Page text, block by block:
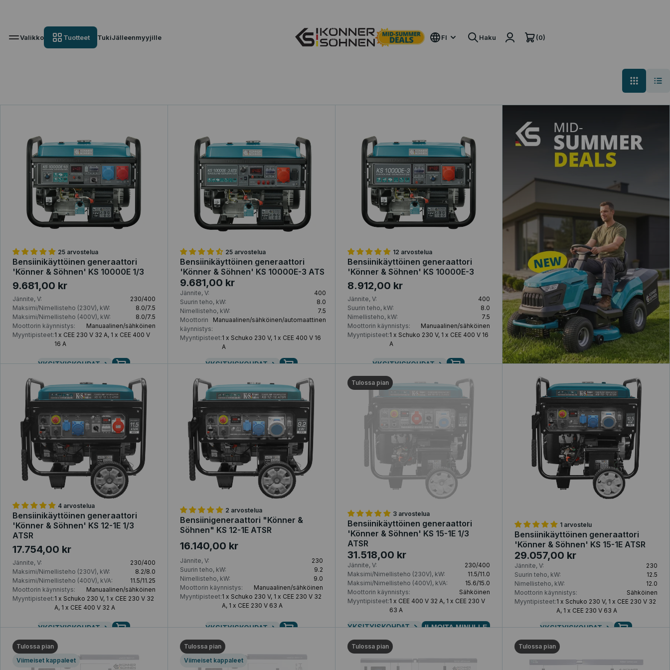
Valikko Tuotteet TukiJälleenmyyjille FI Haku (0)
25 arvostelua
Bensiinikäyttöinen generaattori
'Könner & Söhnen' KS 10000E 1/3
9.681,00 kr
Jännite, V:
230/400
Maksimi/Nimellisteho (230V), kW:
8.0/7.5
Maksimi/Nimellisteho (400V), kW:
8.0/7.5
Moottorin käynnistys:
Manuaalinen/sähköinen
Myyntipisteet:1 x CEE 230 V 32 A, 1 x CEE 400 V
16 A
YKSITYISKOHDAT
25 arvostelua
Bensiinikäyttöinen generaattori
'Könner & Söhnen' KS 10000E-3 ATS
9.681,00 kr
Jännite, V:
400
Suurin teho, kW:
8.0
Nimellisteho, kW:
7.5
Moottorin
käynnistys:
Manuaalinen/sähköinen/automaattinen
Myyntipisteet:1 x Schuko 230 V, 1 x CEE 400 V 16
A
YKSITYISKOHDAT
12 arvostelua
Bensiinikäyttöinen generaattori
'Könner & Söhnen' KS 10000E-3
8.912,00 kr
Jännite, V:
400
Suurin teho, kW:
8.0
Nimellisteho, kW:
7.5
Moottorin käynnistys:
Manuaalinen/sähköinen
Myyntipisteet:1 x Schuko 230 V, 1 x CEE 400 V 16
A
YKSITYISKOHDAT
4 arvostelua
Bensiinikäyttöinen generaattori
'Könner & Söhnen' KS 12-1E 1/3
ATSR
17.754,00 kr
Jännite, V:
230/400
Maksimi/Nimellisteho (230V), kW:
8.2/8.0
Maksimi/Nimellisteho (400V), kVA:
11.5/11.25
Moottorin käynnistys:
Manuaalinen/sähköinen
Myyntipisteet:1 x Schuko 230 V, 1 x CEE 230 V 32
A, 1 x CEE 400 V 32 A
YKSITYISKOHDAT
2 arvostelua
Bensiinigeneraattori "Könner &
Söhnen" KS 12-1E ATSR
16.140,00 kr
Jännite, V:
230
Suurin teho, kW:
9.2
Nimellisteho, kW:
9.0
Moottorin käynnistys:
Manuaalinen/sähköinen
Myyntipisteet:1 x Schuko 230 V, 1 x CEE 230 V 32
A, 1 x CEE 230 V 63 A
YKSITYISKOHDAT
Tulossa pian
3 arvostelua
Bensiinikäyttöinen generaattori
'Könner & Söhnen' KS 15-1E 1/3
ATSR
31.518,00 kr
Jännite, V:
230/400
Maksimi/Nimellisteho (230V), kW:
11.5/11.0
Maksimi/Nimellisteho (400V), kVA:
15.6/15.0
Moottorin käynnistys:
Sähköinen
Myyntipisteet:1 x CEE 400 V 32 A, 1 x CEE 230 V
63 A
YKSITYISKOHDAT ILMOITA MINULLE
1 arvostelu
Bensiinikäyttöinen generaattori
'Könner & Söhnen' KS 15-1E ATSR
29.057,00 kr
Jännite, V:
230
Suurin teho, kW:
12.5
Nimellisteho, kW:
12.0
Moottorin käynnistys:
Sähköinen
Myyntipisteet:1 x Schuko 230 V, 1 x CEE 230 V 32
A, 1 x CEE 230 V 63 A
YKSITYISKOHDAT
Tulossa pian
Viimeiset kappaleet
Tulossa pian
Viimeiset kappaleet
Tulossa pian Tulossa pian